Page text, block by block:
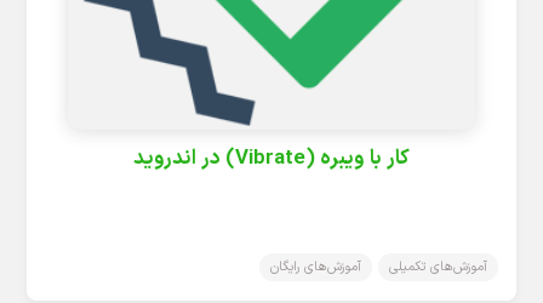
کار با ویبره (Vibrate) در اندروید
آموزش‌های تکمیلی آموزش‌های رایگان